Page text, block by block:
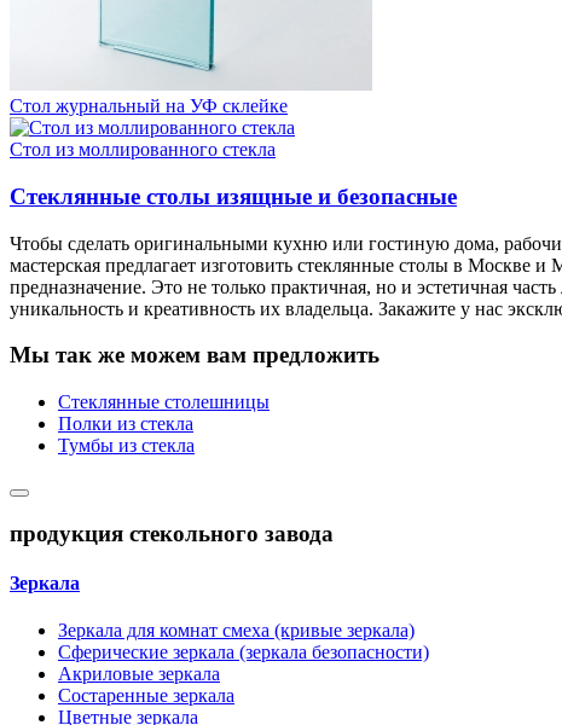
Стол журнальный на УФ склейке
Стол из моллированного стекла
Стеклянные столы изящные и безопасные
Чтобы сделать оригинальными кухню или гостиную дома,
мастерская предлагает изготовить стеклянные столы в Москве
предназначение. Это не только практичная, но и эстетичная
уникальность и креативность их владельца. Закажите у нас
Мы так же можем вам предложить
Стеклянные столешницы
Полки из стекла
Тумбы из стекла
продукция стекольного завода
Зеркала
Зеркала для комнат смеха (кривые зеркала)
Сферические зеркала (зеркала безопасности)
Акриловые зеркала
Состаренные зеркала
Цветные зеркала